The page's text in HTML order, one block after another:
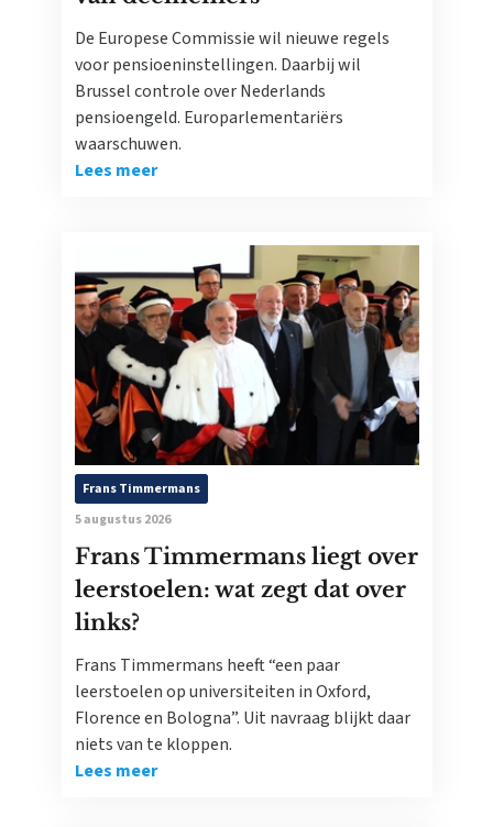
De Europese Commissie wil nieuwe regels
voor pensioeninstellingen. Daarbij wil
Brussel controle over Nederlands
pensioengeld. Europarlementariërs
waarschuwen.
Lees meer
Frans Timmermans
5 augustus 2026
Frans Timmermans liegt over
leerstoelen: wat zegt dat over
links?
Frans Timmermans heeft “een paar
leerstoelen op universiteiten in Oxford,
Florence en Bologna”. Uit navraag blijkt daar
niets van te kloppen.
Lees meer